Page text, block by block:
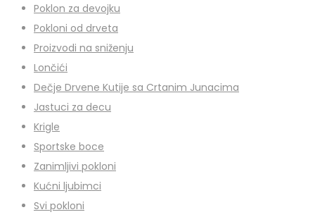
Poklon za devojku
Pokloni od drveta
Proizvodi na sniženju
Lončići
Dečje Drvene Kutije sa Crtanim Junacima
Jastuci za decu
Krigle
Sportske boce
Zanimljivi pokloni
Kućni ljubimci
Svi pokloni